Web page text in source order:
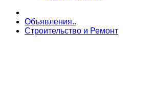
Объявления..
Строительство и Ремонт